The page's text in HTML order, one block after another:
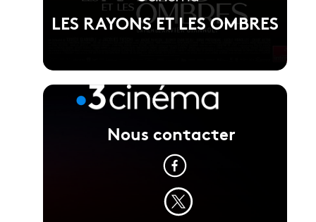
LES RAYONS ET LES OMBRES
Réalisé par Xavier Giannoli
Voir la fiche du film
Nous contacter